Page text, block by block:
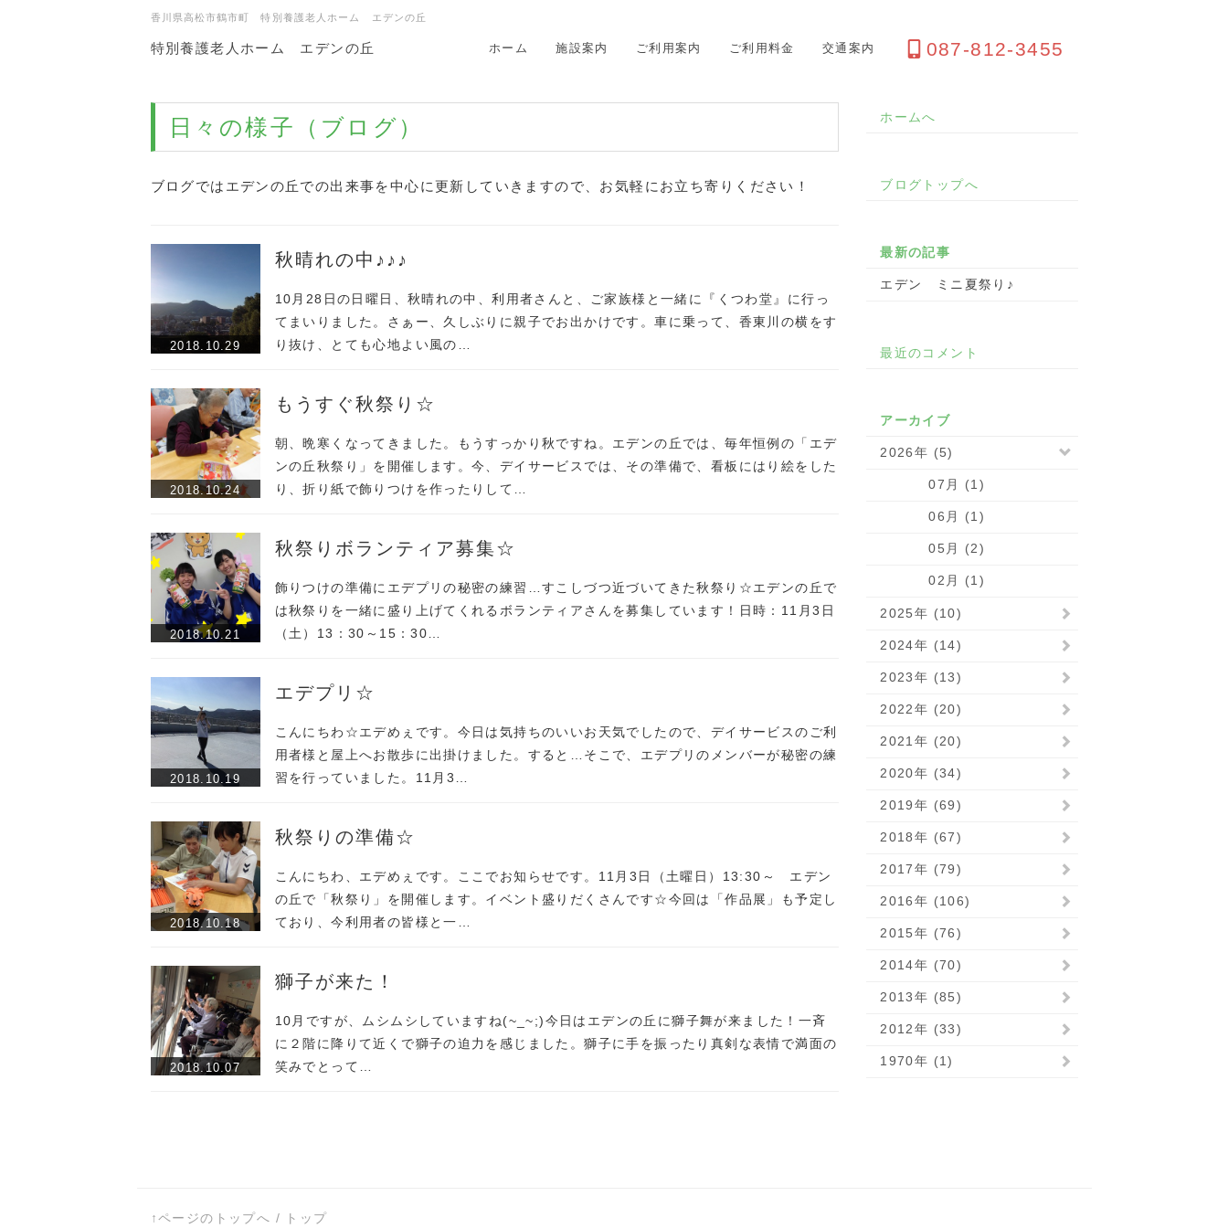
香川県高松市鶴市町 特別養護老人ホーム エデンの丘
特別養護老人ホーム エデンの丘 ホーム 施設案内 ご利用案内 ご利用料金 交通案内 087-812-3455
日々の様子（ブログ）
ブログではエデンの丘での出来事を中心に更新していきますので、お気軽にお立ち寄りください！
2018.10.29
秋晴れの中♪♪♪
10月28日の日曜日、秋晴れの中、利用者さんと、ご家族様と一緒に『くつわ堂』に行っ
てまいりました。さぁー、久しぶりに親子でお出かけです。車に乗って、香東川の横をす
り抜け、とても心地よい風の…
2018.10.24
もうすぐ秋祭り☆
朝、晩寒くなってきました。もうすっかり秋ですね。エデンの丘では、毎年恒例の「エデ
ンの丘秋祭り」を開催します。今、デイサービスでは、その準備で、看板にはり絵をした
り、折り紙で飾りつけを作ったりして…
2018.10.21
秋祭りボランティア募集☆
飾りつけの準備にエデプリの秘密の練習…すこしづつ近づいてきた秋祭り☆エデンの丘で
は秋祭りを一緒に盛り上げてくれるボランティアさんを募集しています！日時：11月3日
（土）13：30～15：30…
2018.10.19
エデプリ☆
こんにちわ☆エデめぇです。今日は気持ちのいいお天気でしたので、デイサービスのご利
用者様と屋上へお散歩に出掛けました。すると…そこで、エデプリのメンバーが秘密の練
習を行っていました。11月3…
2018.10.18
秋祭りの準備☆
こんにちわ、エデめぇです。ここでお知らせです。11月3日（土曜日）13:30～ エデン
の丘で「秋祭り」を開催します。イベント盛りだくさんです☆今回は「作品展」も予定し
ており、今利用者の皆様と一…
2018.10.07
獅子が来た！
10月ですが、ムシムシしていますね(~_~;)今日はエデンの丘に獅子舞が来ました！一斉
に２階に降りて近くで獅子の迫力を感じました。獅子に手を振ったり真剣な表情で満面の
笑みでとって…
ホームへ
ブログトップへ
最新の記事
エデン ミニ夏祭り♪
最近のコメント
アーカイブ
2026年 (5)
07月 (1)
06月 (1)
05月 (2)
02月 (1)
2025年 (10)
2024年 (14)
2023年 (13)
2022年 (20)
2021年 (20)
2020年 (34)
2019年 (69)
2018年 (67)
2017年 (79)
2016年 (106)
2015年 (76)
2014年 (70)
2013年 (85)
2012年 (33)
1970年 (1)
↑ページのトップへ / トップ